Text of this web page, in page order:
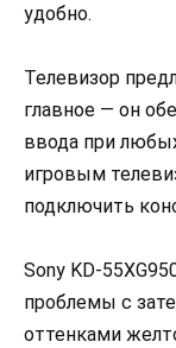
удобно.
Телевизор
главное — он
ввода при
игровым
подключить
Sony KD-
проблемы с
оттенками